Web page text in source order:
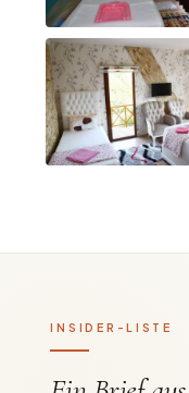
INSIDER-LISTE